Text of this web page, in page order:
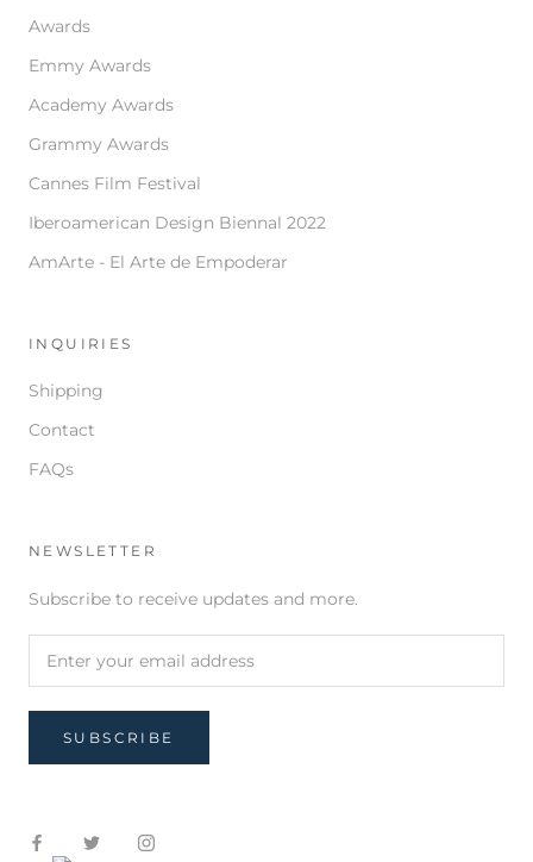
Awards
Emmy Awards
Academy Awards
Grammy Awards
Cannes Film Festival
Iberoamerican Design Biennal 2022
AmArte - El Arte de Empoderar
INQUIRIES
Shipping
Contact
FAQs
NEWSLETTER
Subscribe to receive updates and more.
SUBSCRIBE